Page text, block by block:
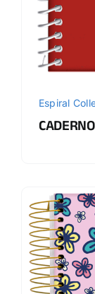
Espiral